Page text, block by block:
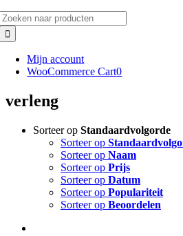
Mijn account
WooCommerce Cart0
verleng
Sorteer op Standaardvolgorde
Sorteer op
Sorteer op Naam
Sorteer op Prijs
Sorteer op Datum
Sorteer op Populariteit
Sorteer op Beoordelen